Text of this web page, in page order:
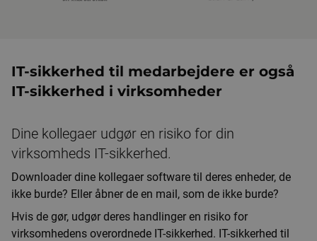
IT-sikkerhed til medarbejdere er også
IT-sikkerhed i virksomheder
Dine kollegaer udgør en risiko for din
virksomheds IT-sikkerhed.
Downloader dine kollegaer software til deres enheder, de
ikke burde? Eller åbner de en mail, som de ikke burde?
Hvis de gør, udgør deres handlinger en risiko for
virksomhedens overordnede IT-sikkerhed. IT-sikkerhed til